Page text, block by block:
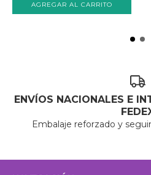
ENVÍOS NACIONALES E
Embalaje reforzado y